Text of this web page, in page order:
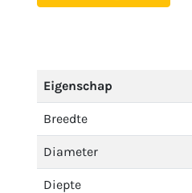
Eigenschap
Breedte
Diameter
Diepte